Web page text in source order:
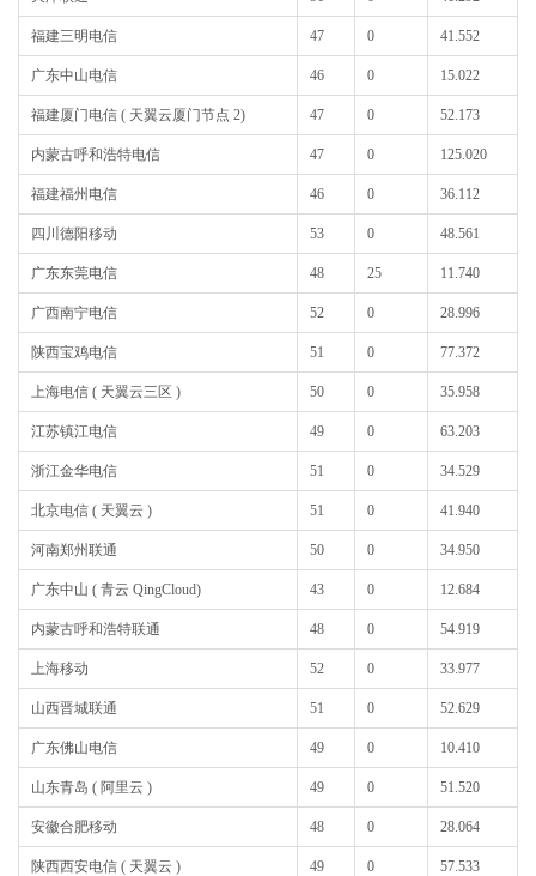
福建三明电信 47 0 41.552
广东中山电信 46 0 15.022
福建厦门电信 ( 天翼云厦门节点 2) 47 0 52.173
内蒙古呼和浩特电信 47 0 125.020
福建福州电信 46 0 36.112
四川德阳移动 53 0 48.561
广东东莞电信 48 25 11.740
广西南宁电信 52 0 28.996
陕西宝鸡电信 51 0 77.372
上海电信 ( 天翼云三区 ) 50 0 35.958
江苏镇江电信 49 0 63.203
浙江金华电信 51 0 34.529
北京电信 ( 天翼云 ) 51 0 41.940
河南郑州联通 50 0 34.950
广东中山 ( 青云 QingCloud) 43 0 12.684
内蒙古呼和浩特联通 48 0 54.919
上海移动 52 0 33.977
山西晋城联通 51 0 52.629
广东佛山电信 49 0 10.410
山东青岛 ( 阿里云 ) 49 0 51.520
安徽合肥移动 48 0 28.064
陕西西安电信 ( 天翼云 ) 49 0 57.533